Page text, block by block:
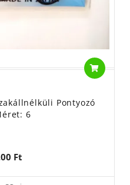
Pontyozó
6
Ft